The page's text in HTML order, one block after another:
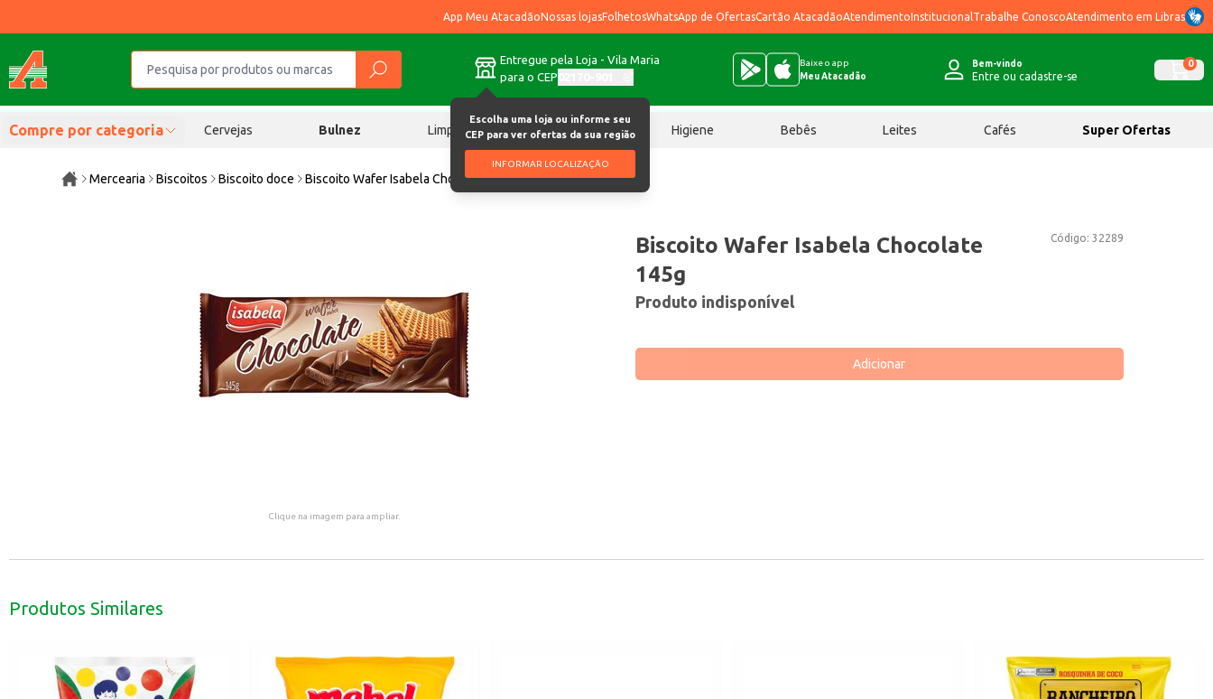
App Meu AtacadãoNossas lojasFolhetosWhatsApp de OfertasCartão AtacadãoAtendimentoInstitucional Trabalhe ConoscoAtendimento em Libras
Entregue pela Loja - Vila Maria
para o CEP
Escolha uma loja ou informe seu
CEP para ver ofertas da sua região
INFORMAR LOCALIZAÇÃO
Baixe o app
Meu Atacadão
Bem-vindo
Entre ou cadastre-se
0
Compre por categoria Cervejas Bulnez Limpeza Chocolates Higiene Bebês Leites Cafés Super Ofertas
Mercearia Biscoitos Biscoito doce Biscoito Wafer Isabela Chocolate 145g
Clique na imagem para ampliar.
Código: 32289
Biscoito Wafer Isabela Chocolate
145g
Produto indisponível
Adicionar
Produtos Similares